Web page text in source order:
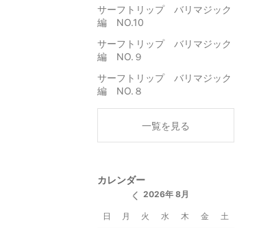
サーフトリップ バリマジック
編 NO.10
サーフトリップ バリマジック
編 NO.９
サーフトリップ バリマジック
編 NO.８
一覧を見る
カレンダー
2026年 8月
日 月 火 水 木 金 土